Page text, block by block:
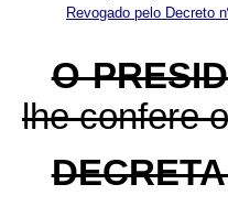
Revogado pelo Decreto
O
lhe confere